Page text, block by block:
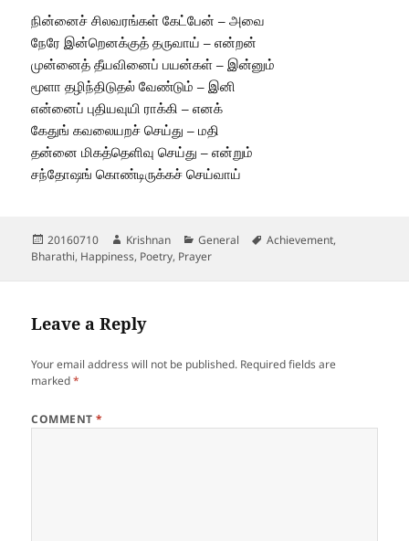
நின்னைச் சிலவரங்கள் கேட்பேன் – அவை
நேரே இன்றெனக்குத் தருவாய் – என்றன்
முன்னைத் தீயவினைப் பயன்கள் – இன்னும்
மூளா தழிந்திடுதல் வேண்டும் – இனி
என்னைப் புதியவுயி ராக்கி – எனக்
கேதுங் கவலையறச் செய்து – மதி
தன்னை மிகத்தெளிவு செய்து – என்றும்
சந்தோஷங் கொண்டிருக்கச் செய்வாய்
Posted
on
20160710 Author
Krishnan Categories
General Tags
Achievement,
Bharathi, Happiness, Poetry, Prayer
Leave a Reply
Your email address will not be published. Required fields are
marked*
COMMENT*